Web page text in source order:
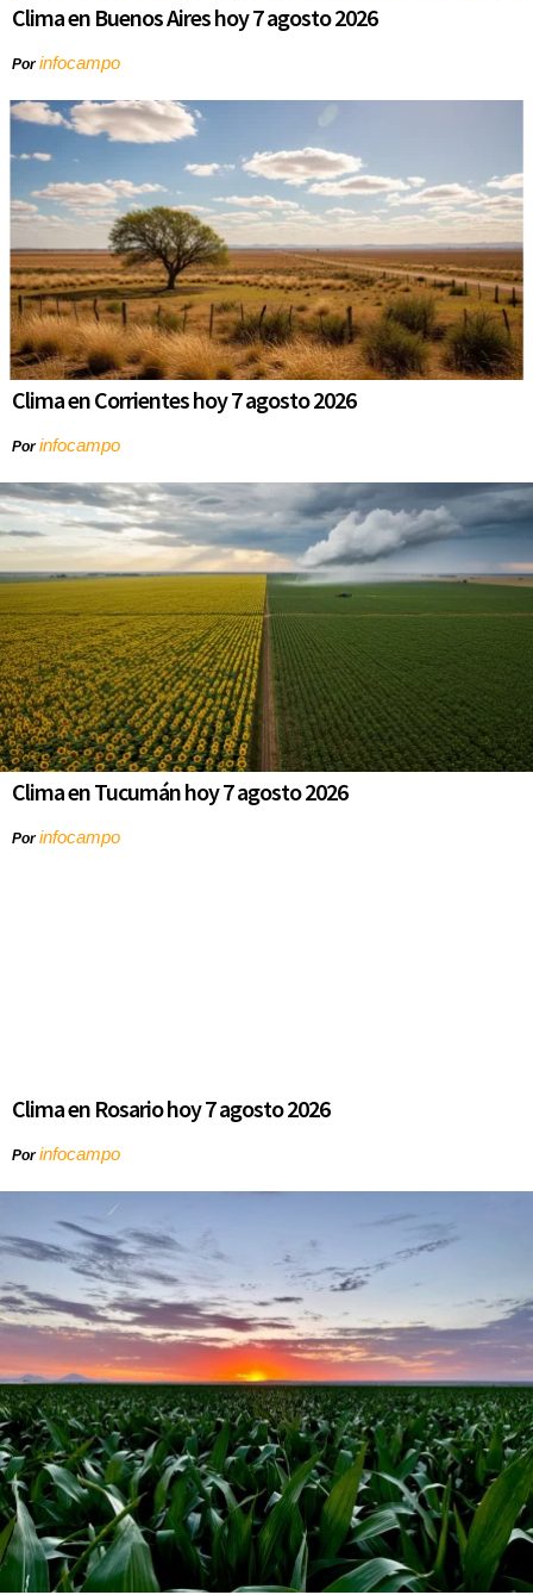
Clima en Buenos Aires hoy 7 agosto 2026
Porinfocampo
Clima en Corrientes hoy 7 agosto 2026
Porinfocampo
Clima en Tucumán hoy 7 agosto 2026
Porinfocampo
Clima en Rosario hoy 7 agosto 2026
Porinfocampo